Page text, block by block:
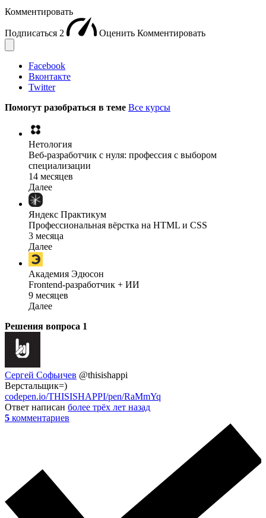
Комментировать
Подписаться 2 Оценить Комментировать
Facebook
Вконтакте
Twitter
Помогут разобраться в теме Все курсы
Нетология
Веб-разработчик с нуля: профессия с выбором
специализации
14 месяцев
Далее
Яндекс Практикум
Профессиональная вёрстка на HTML и CSS
3 месяца
Далее
Академия Эдюсон
Frontend-разработчик + ИИ
9 месяцев
Далее
Решения вопроса 1
Сергей Софьичев @thisishappi
Верстальщик=)
codepen.io/THISISHAPPI/pen/RaMmYq
Ответ написан более трёх лет назад
5 комментариев